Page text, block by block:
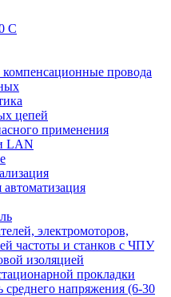
С
провода
цепей
применения
LAN
электромоторов,
частоты и станков с ЧПУ
изоляцией
прокладки
среднего напряжения (6-30